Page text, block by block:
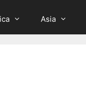
Asia